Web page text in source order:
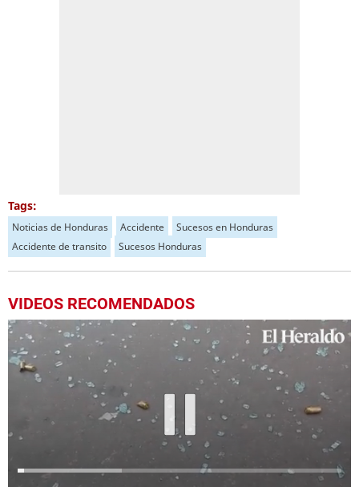
Tags:
Noticias de Honduras Accidente
Sucesos en Honduras
Accidente de transito
Sucesos Honduras
VIDEOS RECOMENDADOS